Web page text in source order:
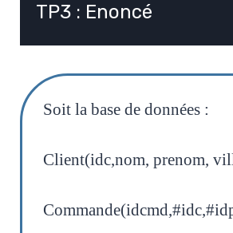
TP3 : Enoncé
Soit la base de données :
Client(idc,nom, prenom,